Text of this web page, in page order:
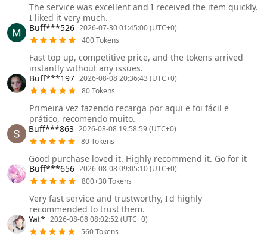
The service was excellent and I received the item quickly.
I liked it very much.
Buff***526 2026-07-30 01:45:00 (UTC+0)
400 Tokens
Fast top up, competitive price, and the tokens arrived
instantly without any issues.
Buff***197 2026-08-08 20:36:43 (UTC+0)
80 Tokens
Primeira vez fazendo recarga por aqui e foi fácil e
prático, recomendo muito.
Buff***863 2026-08-08 19:58:59 (UTC+0)
80 Tokens
Good purchase loved it. Highly recommend it. Go for it
Buff***656 2026-08-08 09:05:10 (UTC+0)
800+30 Tokens
Very fast service and trustworthy, I'd highly
recommended to trust them.
Yat* 2026-08-08 08:02:52 (UTC+0)
560 Tokens